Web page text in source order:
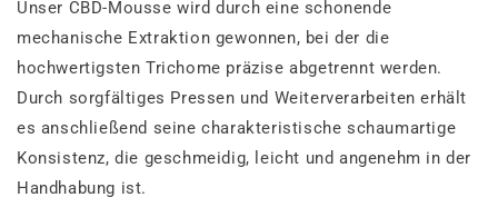
Unser CBD-Mousse wird durch eine schonende
mechanische Extraktion gewonnen, bei der die
hochwertigsten Trichome präzise abgetrennt werden.
Durch sorgfältiges Pressen und Weiterverarbeiten erhält
es anschließend seine charakteristische schaumartige
Konsistenz, die geschmeidig, leicht und angenehm in der
Handhabung ist.